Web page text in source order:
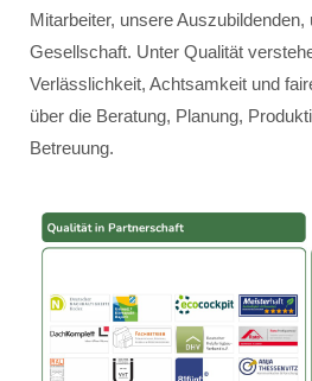
Mitarbeiter, unsere
Gesellschaft. Unter Qualität
Verlässlichkeit, Achtsamkeit und
über die Beratung, Planung,
Betreuung.